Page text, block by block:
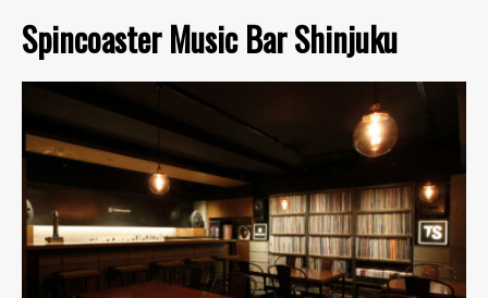
Spincoaster Music Bar Shinjuku